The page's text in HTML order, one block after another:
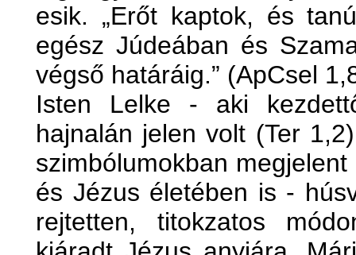
esik. „Erőt kaptok, és
egész Júdeában és
végső határáig.” (ApCsel
Isten Lelke - aki
hajnalán jelen volt (Ter
szimbólumokban
és Jézus életében is -
rejtetten, titokzatos